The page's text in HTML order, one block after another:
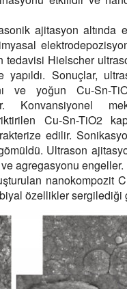
ajitasyon altında
tedavisi Hielscher
Sonuçlar,
ve yoğun Cu-Sn-
Konvansiyonel
Cu-Sn-TiO2
edilir.
Ultrason
agregasyonu engeller.
nanokompozit
özellikler sergilediği